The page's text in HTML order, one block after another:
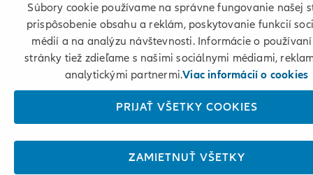
Súbory cookie používame na správne fungovanie našej
prispôsobenie obsahu a reklám, poskytovanie funkcií
médií a na analýzu návštevnosti. Informácie o
stránky tiež zdieľame s našimi sociálnymi médiami,
analytickými partnermi.Viac informácií o cookies
PRIJAŤ VŠETKY COOKIES
ZAMIETNUŤ VŠETKY